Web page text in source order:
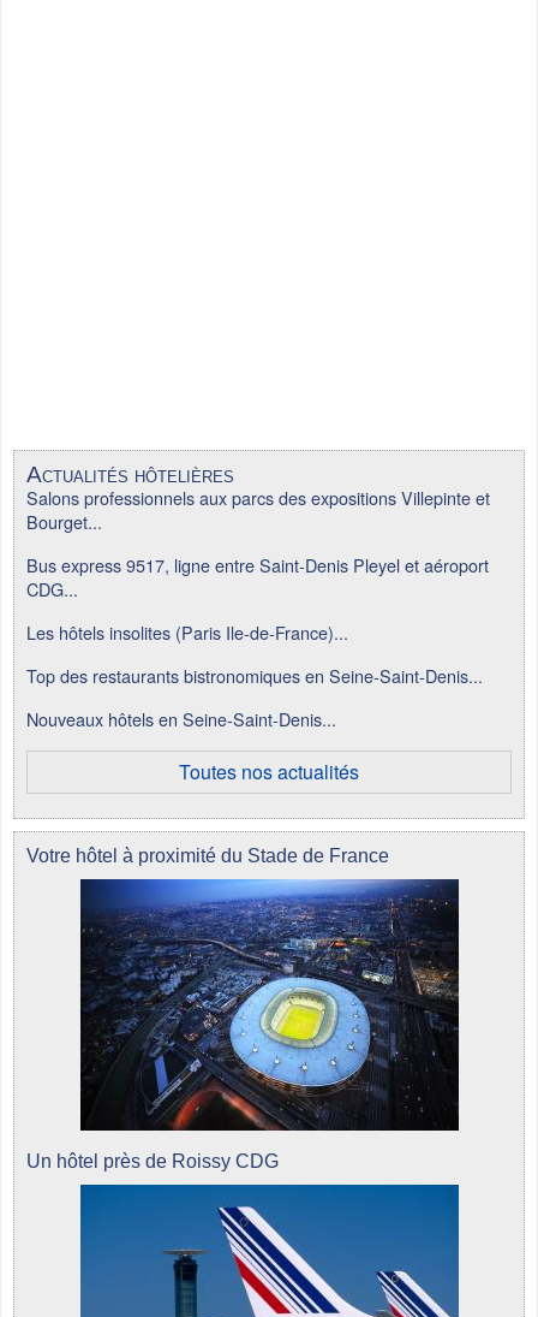
Actualités hôtelières
Salons professionnels aux parcs des expositions Villepinte et
Bourget...
Bus express 9517, ligne entre Saint-Denis Pleyel et aéroport
CDG...
Les hôtels insolites (Paris Ile-de-France)...
Top des restaurants bistronomiques en Seine-Saint-Denis...
Nouveaux hôtels en Seine-Saint-Denis...
Toutes nos actualités
Votre hôtel à proximité du Stade de France
Un hôtel près de Roissy CDG